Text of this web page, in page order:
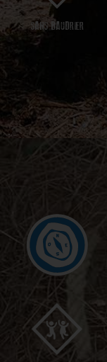
SANS BAUDRIER